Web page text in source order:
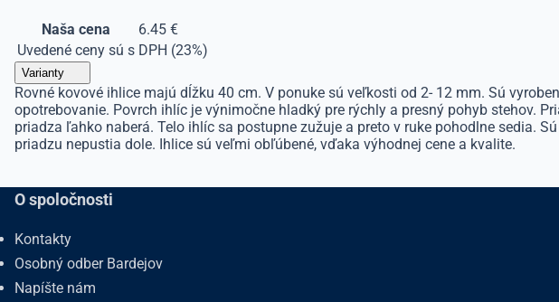
Naša cena
6.45 €
Uvedené ceny sú s DPH (23%)
Varianty
Rovné kovové ihlice majú dĺžku 40 cm. V ponuke sú veľkosti od 2- 12 mm. Sú
opotrebovanie. Povrch ihlíc je výnimočne hladký pre rýchly a presný pohyb stehov.
priadza ľahko naberá. Telo ihlíc sa postupne zužuje a preto v ruke pohodlne sedia.
priadzu nepustia dole. Ihlice sú veľmi obľúbené, vďaka výhodnej cene a kvalite.
O spoločnosti
Kontakty
Osobný odber Bardejov
Napíšte nám